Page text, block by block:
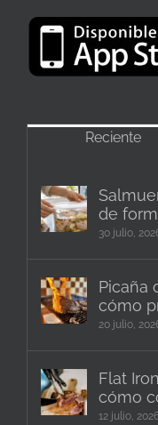
Reciente
de
30 julio,
Picaña
cómo
20 julio,
Flat
cómo
12 julio,